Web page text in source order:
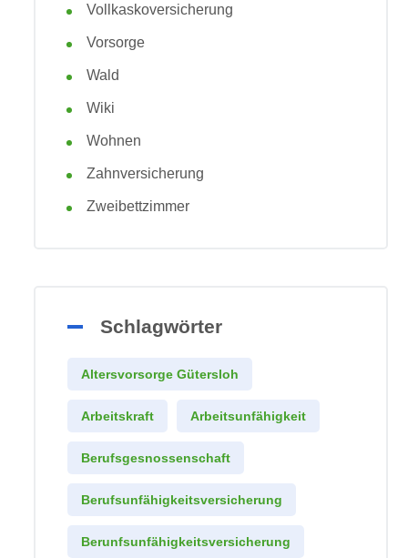
Vollkaskoversicherung
Vorsorge
Wald
Wiki
Wohnen
Zahnversicherung
Zweibettzimmer
Schlagwörter
Altersvorsorge Gütersloh
Arbeitskraft Arbeitsunfähigkeit
Berufsgesnossenschaft
Berufsunfähigkeitsversicherung
Berunfsunfähigkeitsversicherung